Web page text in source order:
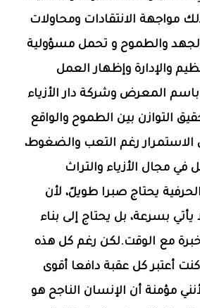
مواجهة الانتقادات ومحاولات
والطموح و تحمل مسؤولية
والإدارة وإظهار العمل
المعرض وشركة دار الأزياء
التوازن بين الطموح والواقع
الاستمرار رغم التعب والضغوط،
في مجال الأزياء والتراث
يحتاج صبرا طويلً، لأن
يأتي بسرعة، بل يحتاج إلى بناء
مع الوقت.لكن رغم كل هذه
أعتبر كل عقبة دافعا أقوى
مؤمنة أن الإنسان الناجح هو